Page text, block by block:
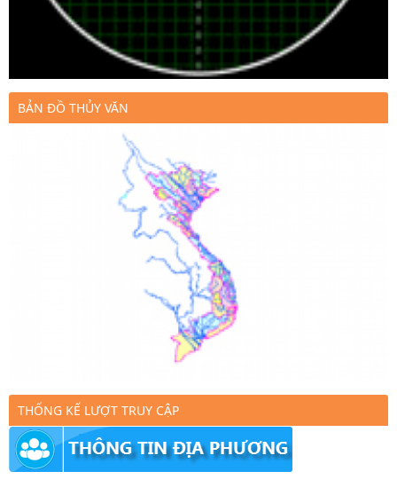
BẢN ĐỒ THỦY VĂN
THỐNG KẾ LƯỢT TRUY CẬP